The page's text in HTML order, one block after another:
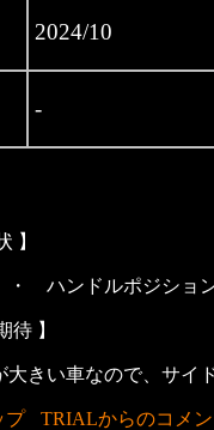
2024/10
-
】
ハンドルポジショ
待 】
きい車なので、サイ
プ TRIALからのコメ